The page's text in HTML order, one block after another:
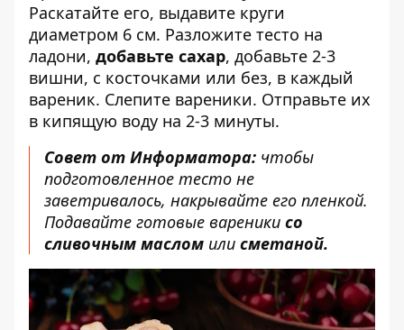
Раскатайте его, выдавите круги
диаметром 6 см. Разложите тесто на
ладони, добавьте сахар, добавьте 2-3
вишни, с косточками или без, в каждый
вареник. Слепите вареники. Отправьте их
в кипящую воду на 2-3 минуты.
Совет от Информатора: чтобы
подготовленное тесто не
заветривалось, накрывайте его пленкой.
Подавайте готовые вареники со
сливочным маслом или сметаной.